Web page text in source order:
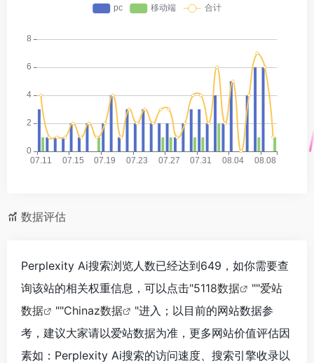
数据评估
Perplexity Ai搜索浏览人数已经达到649，如你需要查
询该站的相关权重信息，可以点击"5118数据 ""爱站
数据
""Chinaz数据
"进入；以目前的网站数据参
考，建议大家请以爱站数据为准，更多网站价值评估因
素如：Perplexity Ai搜索的访问速度、搜索引擎收录以